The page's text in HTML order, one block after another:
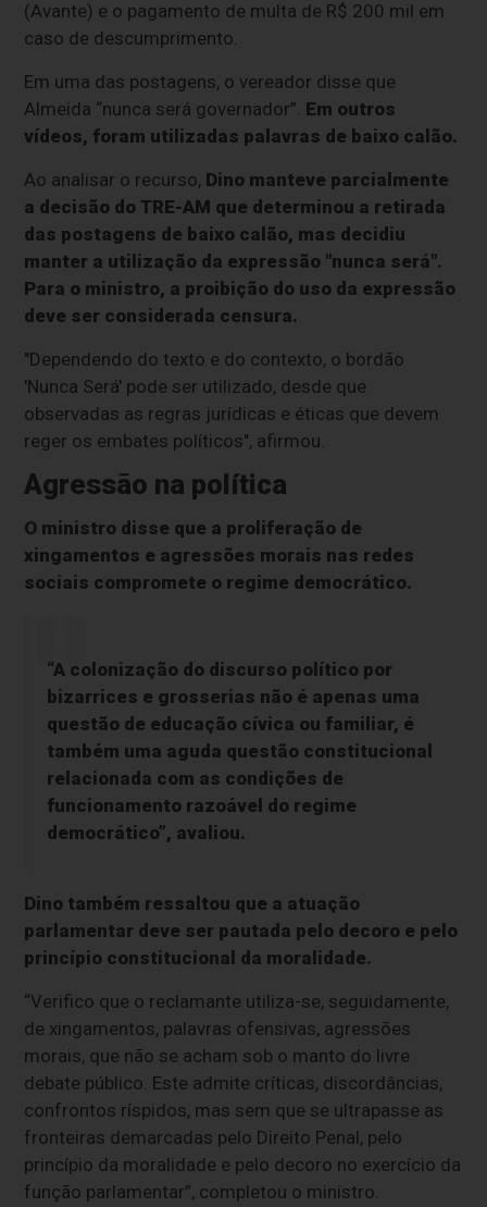
(Avante) e o pagamento de multa de R$ 200 mil em
caso de descumprimento.
Em uma das postagens, o vereador disse que
Almeida “nunca será governador”. Em outros
vídeos, foram utilizadas palavras de baixo calão.
Ao analisar o recurso, Dino manteve parcialmente
a decisão do TRE-AM que determinou a retirada
das postagens de baixo calão, mas decidiu
manter a utilização da expressão "nunca será".
Para o ministro, a proibição do uso da expressão
deve ser considerada censura.
"Dependendo do texto e do contexto, o bordão
'Nunca Será' pode ser utilizado, desde que
observadas as regras jurídicas e éticas que devem
reger os embates políticos", afirmou.
Agressão na política
O ministro disse que a proliferação de
xingamentos e agressões morais nas redes
sociais compromete o regime democrático.
“A colonização do discurso político por
bizarrices e grosserias não é apenas uma
questão de educação cívica ou familiar, é
também uma aguda questão constitucional
relacionada com as condições de
funcionamento razoável do regime
democrático”, avaliou.
Dino também ressaltou que a atuação
parlamentar deve ser pautada pelo decoro e pelo
princípio constitucional da moralidade.
“Verifico que o reclamante utiliza-se, seguidamente,
de xingamentos, palavras ofensivas, agressões
morais, que não se acham sob o manto do livre
debate público. Este admite críticas, discordâncias,
confrontos ríspidos, mas sem que se ultrapasse as
fronteiras demarcadas pelo Direito Penal, pelo
princípio da moralidade e pelo decoro no exercício da
função parlamentar”, completou o ministro.